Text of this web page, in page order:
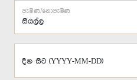
පැමිණි/නොපැමිණි
දින සිට (YYYY-MM-DD)